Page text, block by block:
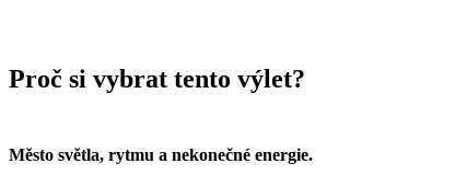
Proč si vybrat tento výlet?
Město světla, rytmu a nekonečné energie.